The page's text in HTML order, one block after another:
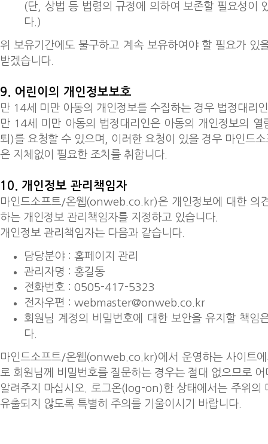
(단, 상법 등 법령의 규정에 의하여 보존할 필요성이
다.)
위 보유기간에도 불구하고 계속 보유하여야 할 필요가 있
받겠습니다.
9. 어린이의 개인정보보호
만 14세 미만 아동의 개인정보를 수집하는 경우 법정대리
만 14세 미만 아동의 법정대리인은 아동의 개인정보의 열
퇴)를 요청할 수 있으며, 이러한 요청이 있을 경우 마인드
은 지체없이 필요한 조치를 취합니다.
10. 개인정보 관리책임자
마인드소프트/온웹(onweb.co.kr)은 개인정보에 대한 의
하는 개인정보 관리책임자를 지정하고 있습니다.
개인정보 관리책임자는 다음과 같습니다.
담당분야 : 홈페이지 관리
관리자명 : 홍길동
전화번호 : 0505-417-5323
전자우편 : webmaster@onweb.co.kr
회원님 계정의 비밀번호에 대한 보안을 유지할 책임
다.
마인드소프트/온웹(onweb.co.kr)에서 운영하는 사이트
로 회원님께 비밀번호를 질문하는 경우는 절대 없으므로
알려주지 마십시오. 로그온(log-on)한 상태에서는 주위의
유출되지 않도록 특별히 주의를 기울이시기 바랍니다.